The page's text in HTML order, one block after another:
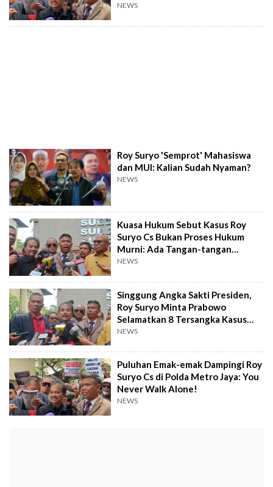
NEWS
Roy Suryo 'Semprot' Mahasiswa
dan MUI: Kalian Sudah Nyaman?
NEWS
Kuasa Hukum Sebut Kasus Roy
Suryo Cs Bukan Proses Hukum
Murni: Ada Tangan-tangan
Kekuasaan
NEWS
Singgung Angka Sakti Presiden,
Roy Suryo Minta Prabowo
Selamatkan 8 Tersangka Kasus
Ijazah Jokowi
NEWS
Puluhan Emak-emak Dampingi Roy
Suryo Cs di Polda Metro Jaya: You
Never Walk Alone!
NEWS